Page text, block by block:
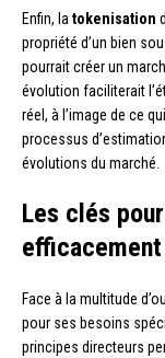
Enfin, latokenisation
propriété d’un bien
pourrait créer un
évolution faciliterait
réel, à l’image de ce
processus
évolutions du marché.
Les clés
Face à la multitude
pour ses besoins
principes directeurs